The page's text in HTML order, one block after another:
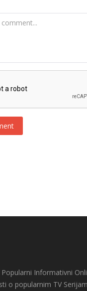
Informativni
o popularnim TV